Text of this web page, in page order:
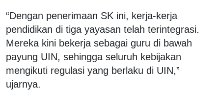
“Dengan penerimaan SK ini, kerja-kerja
pendidikan di tiga yayasan telah terintegrasi.
Mereka kini bekerja sebagai guru di bawah
payung UIN, sehingga seluruh kebijakan
mengikuti regulasi yang berlaku di UIN,”
ujarnya.